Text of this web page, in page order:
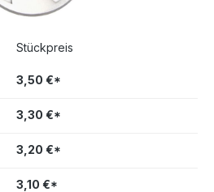
Stückpreis
3,50 €*
3,30 €*
3,20 €*
3,10 €*